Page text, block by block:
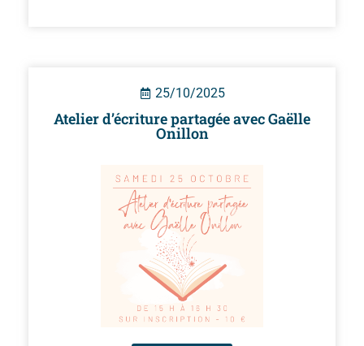
25/10/2025
Atelier d’écriture partagée avec Gaëlle
Onillon